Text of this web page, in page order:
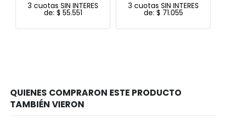
3 cuotas SIN INTERES
de:$71.055
3 cuotas SIN INTERES
de:$ 28.624